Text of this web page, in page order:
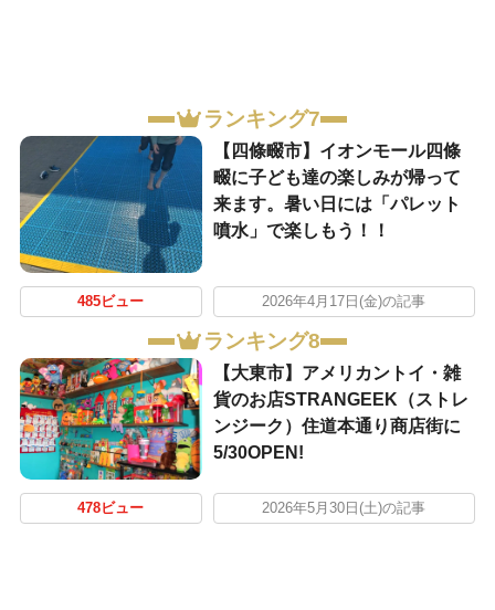
ランキング7
【四條畷市】イオンモール四條
畷に子ども達の楽しみが帰って
来ます。暑い日には「パレット
噴水」で楽しもう！！
485ビュー 2026年4月17日(金)の記事
ランキング8
【大東市】アメリカントイ・雑
貨のお店STRANGEEK（ストレ
ンジーク）住道本通り商店街に
5/30OPEN!
478ビュー 2026年5月30日(土)の記事